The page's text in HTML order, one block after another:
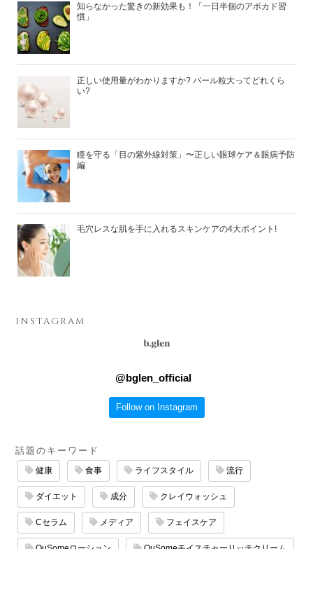
知らなかった驚きの新効果も！「一日半個のアボカド習
慣」
正しい使用量がわかりますか? パール粒大ってどれくら
い?
瞳を守る「目の紫外線対策」〜正しい眼球ケア＆眼病予防
編
毛穴レスな肌を手に入れるスキンケアの4大ポイント!
INSTAGRAM
@bglen_official
Follow on Instagram
話題のキーワード
健康 食事 ライフスタイル 流行
ダイエット 成分 クレイウォッシュ
Cセラム メディア フェイスケア
QuSomeローション QuSomeモイスチャーリッチクリーム